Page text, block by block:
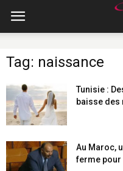
Tag: naissance
Tunisie :
baisse des
Au Maroc,
ferme pour